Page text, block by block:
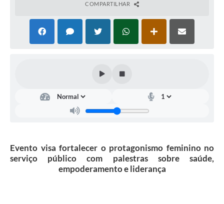
COMPARTILHAR
Evento visa fortalecer o protagonismo feminino no
serviço público com palestras sobre saúde,
empoderamento e liderança